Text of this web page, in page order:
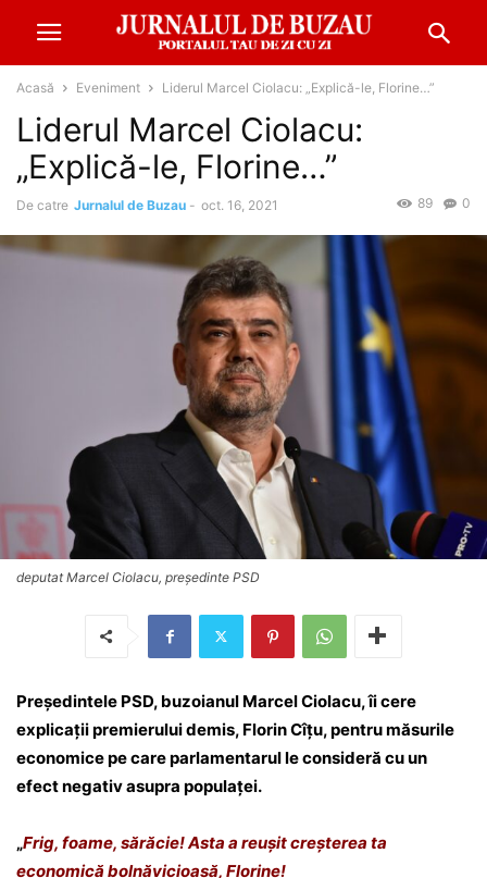
Acasă Eveniment Liderul Marcel Ciolacu: „Explică-le, Florine…”
Liderul Marcel Ciolacu:
„Explică-le, Florine…”
De catre Jurnalul de Buzau - oct. 16, 2021 0
89
deputat Marcel Ciolacu, președinte PSD
Președintele PSD, buzoianul Marcel Ciolacu, îi cere
explicații premierului demis, Florin Cîțu, pentru măsurile
economice pe care parlamentarul le consideră cu un
efect negativ asupra populaței.
„Frig, foame, sărăcie! Asta a reușit creșterea ta
economică bolnăvicioasă, Florine!